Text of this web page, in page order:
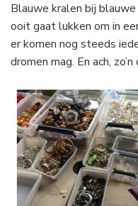
Blauwe kralen bij
ooit gaat lukken om in
er komen nog steeds
dromen mag. En ach,